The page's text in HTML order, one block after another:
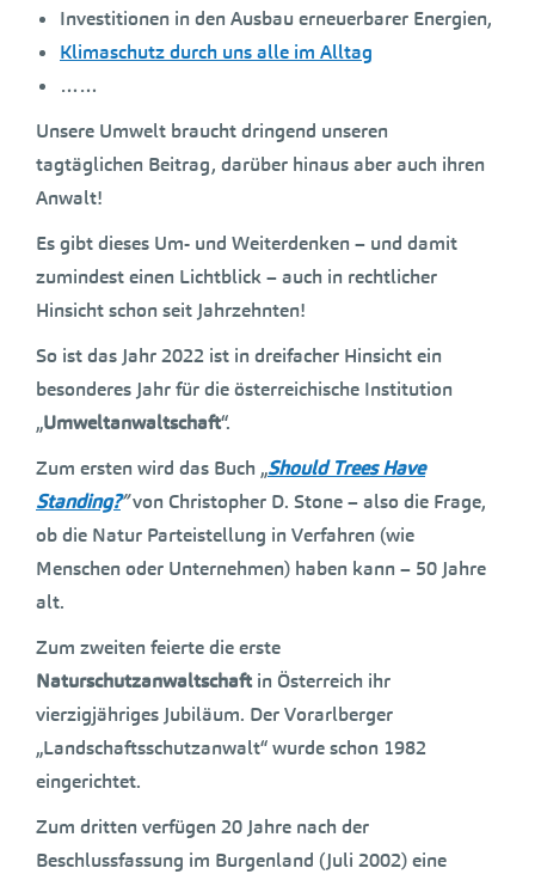
Investitionen in den Ausbau erneuerbarer Energien,
Klimaschutz durch uns alle im Alltag
……
Unsere Umwelt braucht dringend unseren
tagtäglichen Beitrag, darüber hinaus aber auch ihren
Anwalt!
Es gibt dieses Um- und Weiterdenken – und damit
zumindest einen Lichtblick – auch in rechtlicher
Hinsicht schon seit Jahrzehnten!
So ist das Jahr 2022 ist in dreifacher Hinsicht ein
besonderes Jahr für die österreichische Institution
„Umweltanwaltschaft“.
Zum ersten wird das Buch „Should Trees Have
Standing?”von Christopher D. Stone – also die Frage,
ob die Natur Parteistellung in Verfahren (wie
Menschen oder Unternehmen) haben kann – 50 Jahre
alt.
Zum zweiten feierte die erste
Naturschutzanwaltschaftin Österreich ihr
vierzigjähriges Jubiläum. Der Vorarlberger
„Landschaftsschutzanwalt“ wurde schon 1982
eingerichtet.
Zum dritten verfügen 20 Jahre nach der
Beschlussfassung im Burgenland (Juli 2002) eine